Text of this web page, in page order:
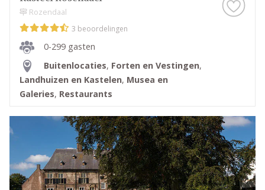
Rozendaal
3 beoordelingen
0-299 gasten
Buitenlocaties, Forten en Vestingen,
Landhuizen en Kastelen, Musea en
Galeries, Restaurants